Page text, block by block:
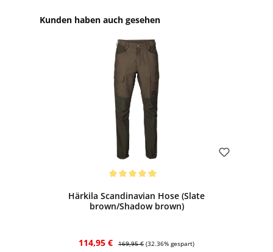
Produktgalerie überspringen
Kunden haben auch gesehen
Härkila Scandinavian Hose (Slate
brown/Shadow brown)
Verkaufspreis:
114,95 € Regulärer Preis:
169,95 € (32.36% gespart)